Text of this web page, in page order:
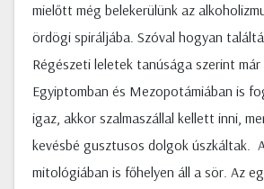
mielőtt még belekerülünk az
ördögi spiráljába. Szóval hogyan
Régészeti leletek tanúsága szerint
Egyiptomban és Mezopotámiában is
igaz, akkor szalmaszállal kellett inni,
kevésbé gusztusos dolgok úszkáltak.
mitológiában is főhelyen áll a sör. Az